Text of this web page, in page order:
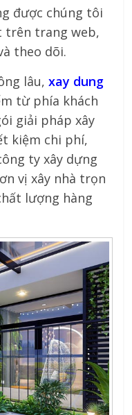
được chúng tôi
trên trang web,
theo dõi.
lâu,xay dung
từ phía khách
giải pháp xây
kiệm chi phí,
ty xây dựng
vị xây nhà trọn
lượng hàng